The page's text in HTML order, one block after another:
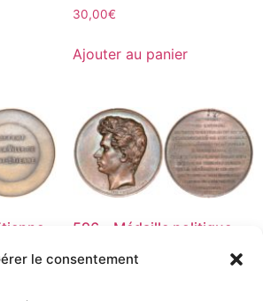
le consentement
30,00€
Ajouter au panier
596 – Médaille politique
30,00